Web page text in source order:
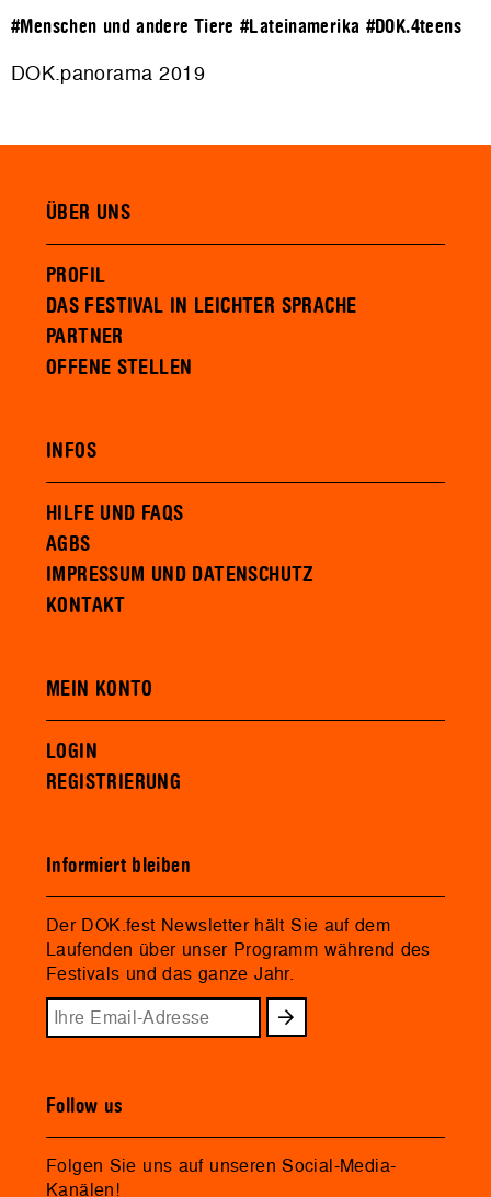
#Menschen und andere Tiere #Lateinamerika #DOK.4teens
DOK.panorama 2019
ÜBER UNS
PROFIL
DAS FESTIVAL IN LEICHTER SPRACHE
PARTNER
OFFENE STELLEN
INFOS
HILFE UND FAQS
AGBS
IMPRESSUM UND DATENSCHUTZ
KONTAKT
MEIN KONTO
LOGIN
REGISTRIERUNG
Informiert bleiben
Der DOK.fest Newsletter hält Sie auf dem
Laufenden über unser Programm während des
Festivals und das ganze Jahr.
Follow us
Folgen Sie uns auf unseren Social-Media-
Kanälen!